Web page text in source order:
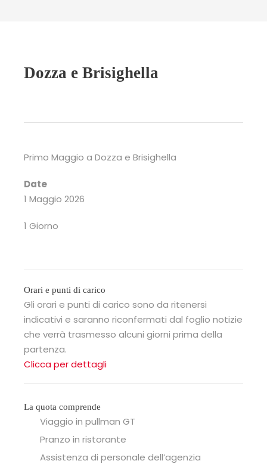
Dozza e Brisighella
Primo Maggio a Dozza e Brisighella
Date
1 Maggio 2026
1 Giorno
Orari e punti di carico
Gli orari e punti di carico sono da ritenersi
indicativi e saranno riconfermati dal foglio notizie
che verrà trasmesso alcuni giorni prima della
partenza.
Clicca per dettagli
La quota comprende
Viaggio in pullman GT
Pranzo in ristorante
Assistenza di personale dell’agenzia